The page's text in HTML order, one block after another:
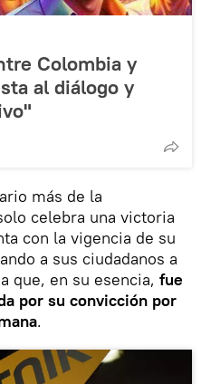
Colombia y
al diálogo y
más de la
celebra una victoria
con la vigencia de su
a sus ciudadanos a
que, en su esencia, fue
por su convicción por
.